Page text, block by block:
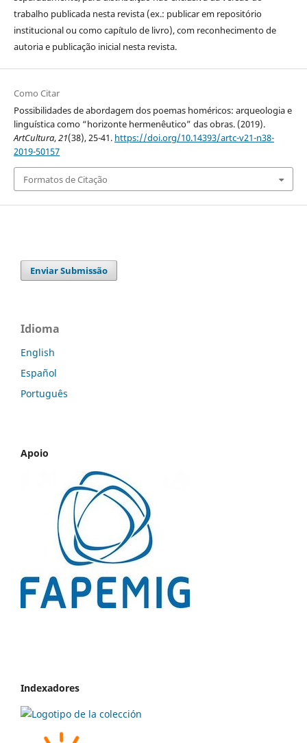
trabalho publicada nesta revista (ex.: publicar em repositório
institucional ou como capítulo de livro), com reconhecimento de
autoria e publicação inicial nesta revista.
Como Citar
Possibilidades de abordagem dos poemas homéricos: arqueologia e
linguística como “horizonte hermenêutico” das obras. (2019).
ArtCultura,21(38), 25-41. https://doi.org/10.14393/artc-v21-n38-
2019-50157
Formatos de Citação
Enviar Submissão
Idioma
English
Español
Português
Apoio
Indexadores